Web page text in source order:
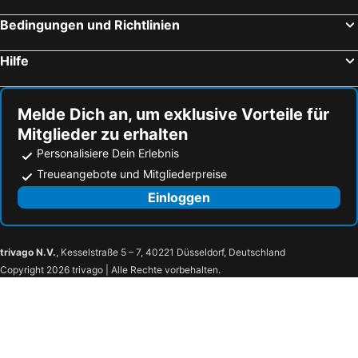
Bedingungen und Richtlinien
Hilfe
Melde Dich an, um exklusive Vorteile für
Mitglieder zu erhalten
Personalisiere Dein Erlebnis
Treueangebote und Mitgliederpreise
Einloggen
trivago N.V., Kesselstraße 5 – 7, 40221 Düsseldorf, Deutschland
Copyright 2026 trivago | Alle Rechte vorbehalten.